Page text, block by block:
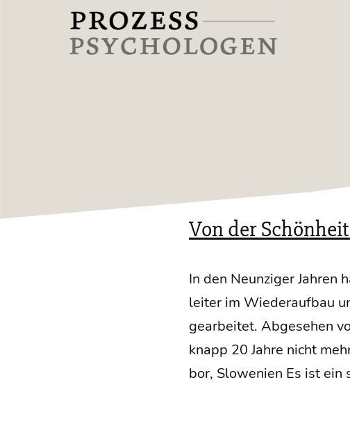
Von der
In den Neun­zi­ger Jah­ren
lei­ter im Wie­der­auf­bau
gear­bei­tet. Abge­se­hen
knapp 20 Jah­re nicht
bor, Slo­we­ni­en Es ist ein